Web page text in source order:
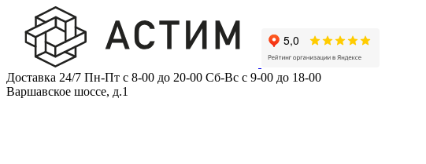
content
Доставка 24/7 Пн-Пт с 8-00 до 20-00 Сб-Вс с 9-00 до 18-00
Варшавское шоссе, д.1